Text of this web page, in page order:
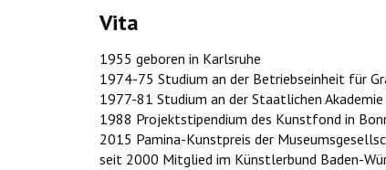
Vita
1955 geboren in Karlsruhe
1974-75 Studium an der Betriebseinheit für
1977-81 Studium an der Staatlichen
1988 Projektstipendium des Kunstfond in
2015 Pamina-Kunstpreis der
seit 2000 Mitglied im Künstlerbund Baden-